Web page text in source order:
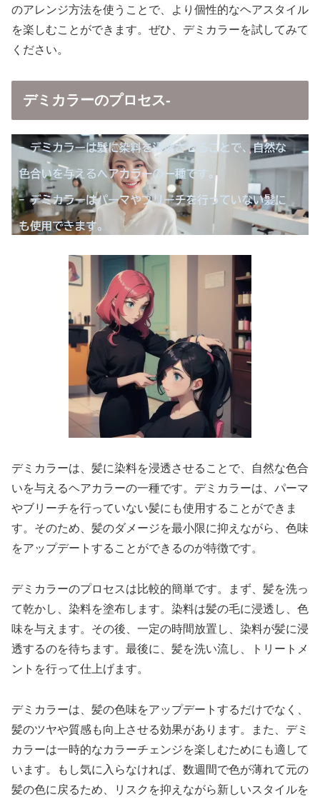
のアレンジ方法を使うことで、より個性的なヘアスタイル
を楽しむことができます。ぜひ、デミカラーを試してみて
ください。
デミカラーのプロセス-
デミカラーは、髪に染料を浸透させることで、自然な色合
いを与えるヘアカラーの一種です。デミカラーは、パーマ
やブリーチを行っていない髪にも使用することができま
す。そのため、髪のダメージを最小限に抑えながら、色味
をアップデートすることができるのが特徴です。
デミカラーのプロセスは比較的簡単です。まず、髪を洗っ
て乾かし、染料を塗布します。染料は髪の毛に浸透し、色
味を与えます。その後、一定の時間放置し、染料が髪に浸
透するのを待ちます。最後に、髪を洗い流し、トリートメ
ントを行って仕上げます。
デミカラーは、髪の色味をアップデートするだけでなく、
髪のツヤや質感も向上させる効果があります。また、デミ
カラーは一時的なカラーチェンジを楽しむためにも適して
います。もし気に入らなければ、数週間で色が薄れて元の
髪の色に戻るため、リスクを抑えながら新しいスタイルを